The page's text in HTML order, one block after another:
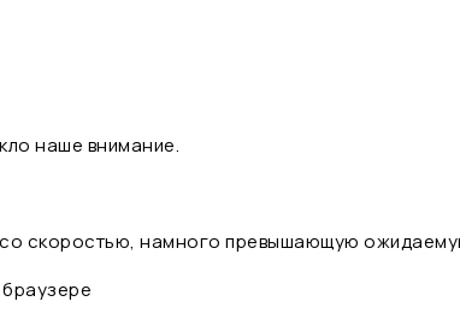
наше внимание.
со скоростью, намного превышающую